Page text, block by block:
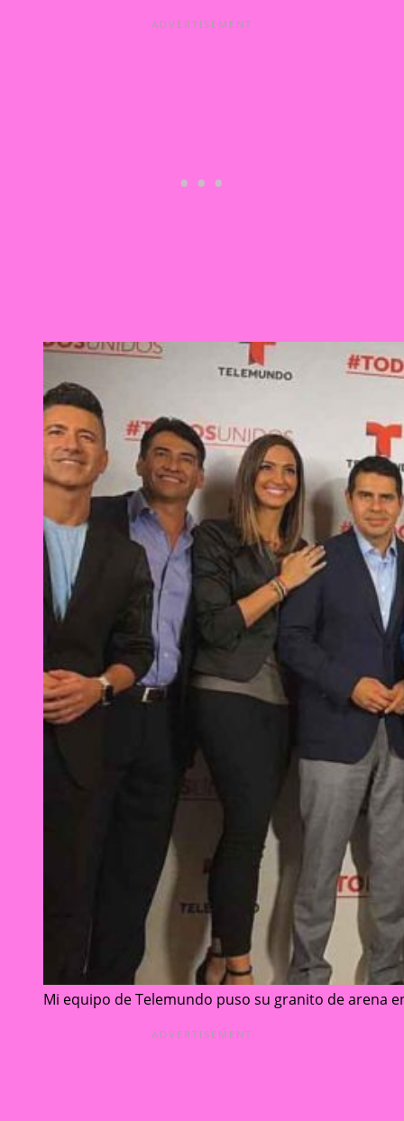
Mi equipo de Telemundo puso su granito de arena